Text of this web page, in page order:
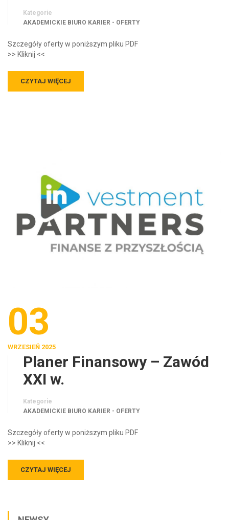
Kategorie
AKADEMICKIE BIURO KARIER - OFERTY
Szczegóły oferty w poniższym pliku PDF
>> Kliknij <<
CZYTAJ WIĘCEJ
03
WRZESIEŃ 2025
Planer Finansowy – Zawód
XXI w.
Kategorie
AKADEMICKIE BIURO KARIER - OFERTY
Szczegóły oferty w poniższym pliku PDF
>> Kliknij <<
CZYTAJ WIĘCEJ